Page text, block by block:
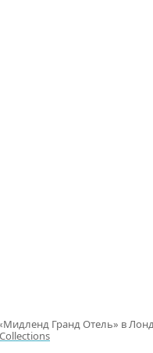
Гранд Отель» в